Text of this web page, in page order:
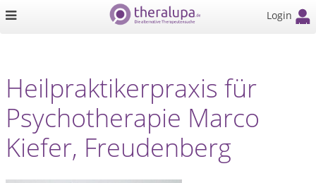
Login
Heilpraktikerpraxis für
Psychotherapie Marco
Kiefer, Freudenberg